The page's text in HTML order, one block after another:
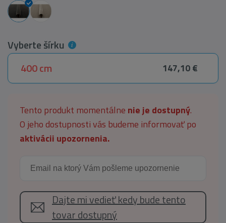
Vyberte šírku
400 cm
147,10 €
Tento produkt momentálne nie je dostupný.
O jeho dostupnosti vás budeme informovať po
aktivácii upozornenia.
Dajte mi vedieť kedy bude tento
tovar dostupný